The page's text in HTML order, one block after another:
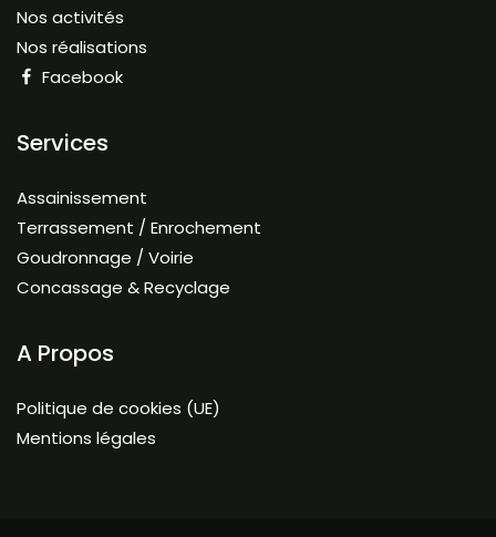
Nos activités
Nos réalisations
Facebook
Services
Assainissement
Terrassement / Enrochement
Goudronnage / Voirie
Concassage & Recyclage
A Propos
Politique de cookies (UE)
Mentions légales